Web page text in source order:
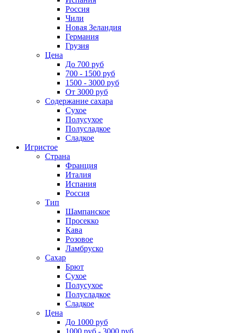
Россия
Чили
Новая Зеландия
Германия
Грузия
Цена
До 700 руб
700 - 1500 руб
1500 - 3000 руб
От 3000 руб
Содержание сахара
Сухое
Полусухое
Полусладкое
Сладкое
Игристое
Страна
Франция
Италия
Испания
Россия
Тип
Шампанское
Просекко
Кава
Розовое
Ламбруско
Сахар
Брют
Сухое
Полусухое
Полусладкое
Сладкое
Цена
До 1000 руб
1000 руб - 3000 руб